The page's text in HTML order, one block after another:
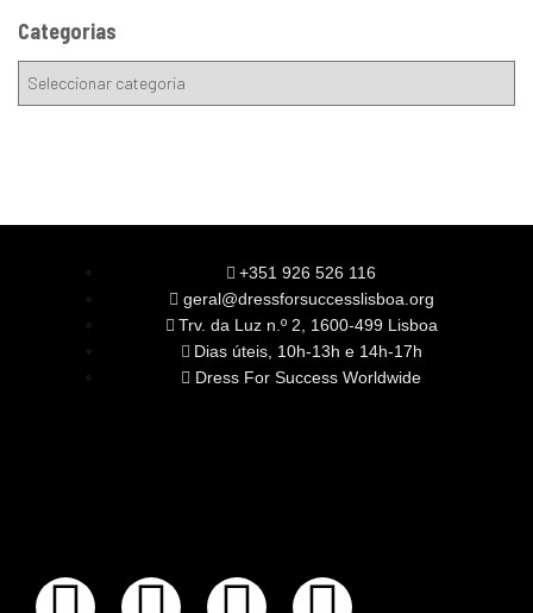
Categorias
+351 926 526 116
geral@dressforsuccesslisboa.org
Trv. da Luz n.º 2, 1600-499 Lisboa
Dias úteis, 10h-13h e 14h-17h
Dress For Success Worldwide